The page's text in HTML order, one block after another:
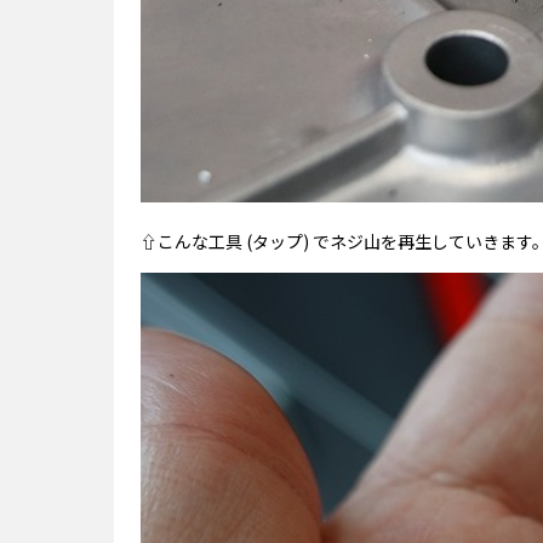
⇧こんな工具 (タップ) でネジ山を再生していきます